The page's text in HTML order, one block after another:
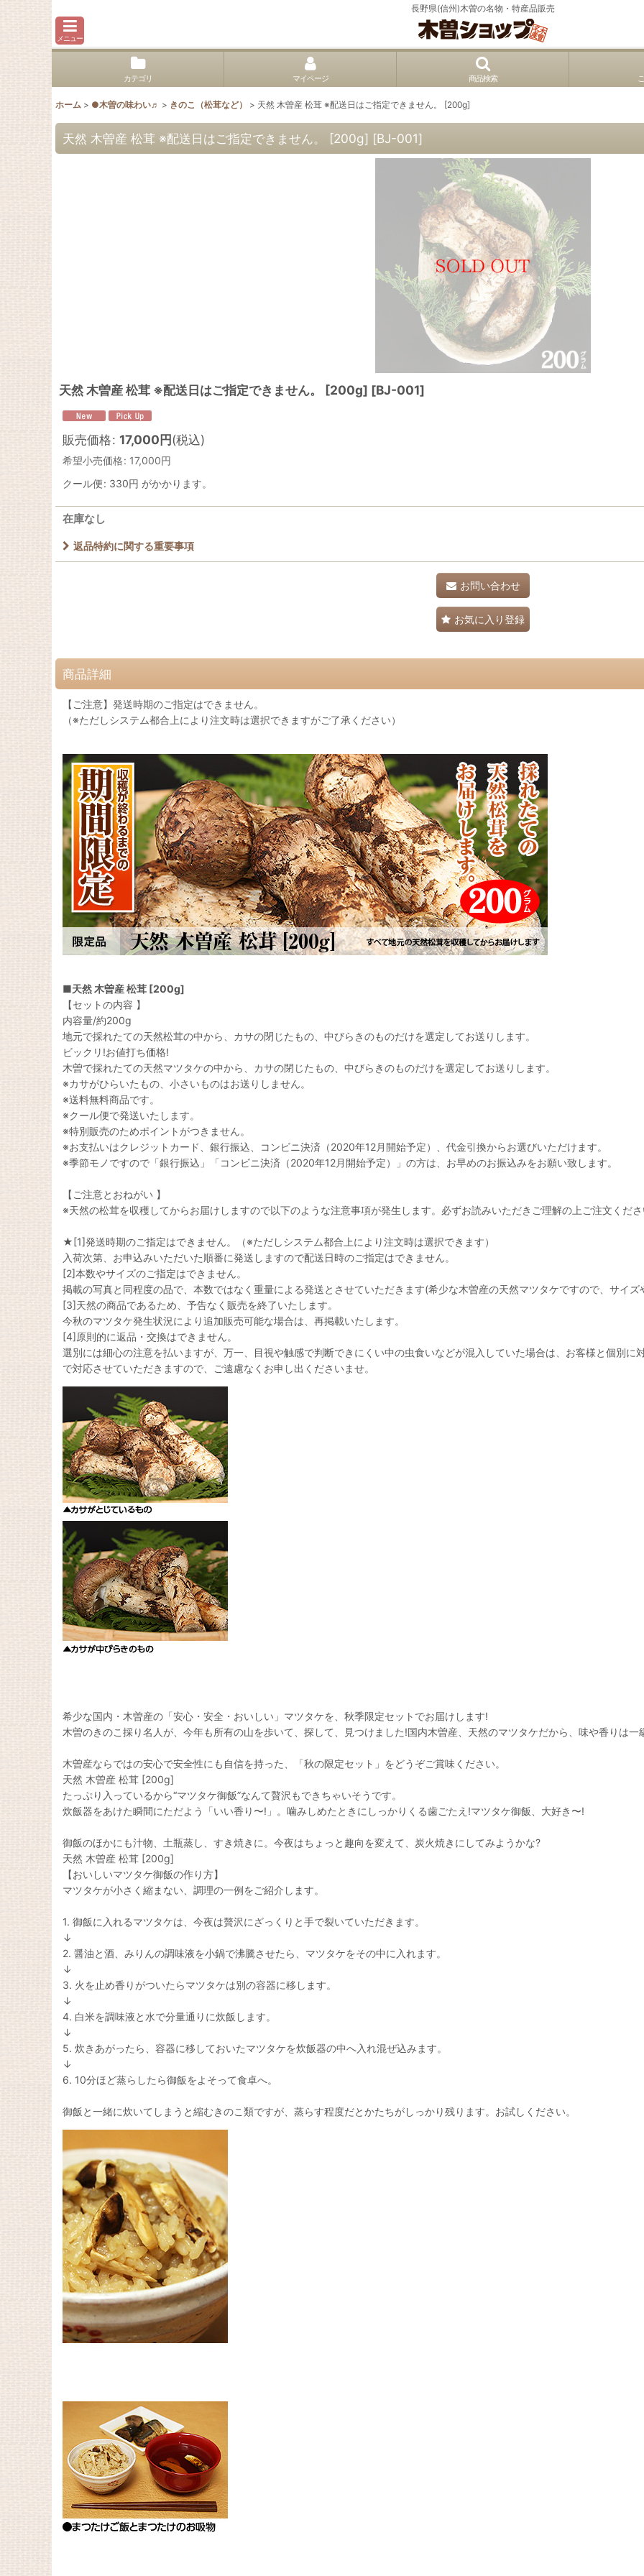
長野県(信州)木曽の名物・特産品販売
メニュー
カテゴリ マイページ 商品検索
ホーム > ●木曽の味わい♬ > きのこ（松茸など） > 天然 木曽産 松茸 ※配送日はご指定できません。 [200g]
天然 木曽産 松茸 ※配送日はご指定できません。 [200g] [BJ-001]
天然 木曽産 松茸 ※配送日はご指定できません。 [200g] [BJ-001]
販売価格: 17,000円(税込)
希望小売価格: 17,000円
クール便: 330円 がかかります。
在庫なし
返品特約に関する重要事項
お問い合わせ
お気に入り登録
商品詳細
【ご注意】発送時期のご指定はできません。
（※ただしシステム都合上により注文時は選択できますがご了承ください）
■天然 木曽産 松茸 [200g]
【セットの内容 】
内容量/約200g
地元で採れたての天然松茸の中から、カサの閉じたもの、中びらきのものだけを選定してお送りします。
ビックリ!お値打ち価格!
木曽で採れたての天然マツタケの中から、カサの閉じたもの、中びらきのものだけを選定してお送りします。
※カサがひらいたもの、小さいものはお送りしません。
※送料無料商品です。
※クール便で発送いたします。
※特別販売のためポイントがつきません。
※お支払いはクレジットカード、銀行振込、コンビニ決済（2020年12月開始予定）、代金引換からお選びいただけます。
※季節モノですので「銀行振込」「コンビニ決済（2020年12月開始予定）」の方は、お早めのお振込みをお願い致します。
【ご注意とおねがい 】
※天然の松茸を収穫してからお届けしますので以下のような注意事項が発生します。必ずお読みいただきご理解の上ご注文くだ
★[1]発送時期のご指定はできません。（※ただしシステム都合上により注文時は選択できます）
入荷次第、お申込みいただいた順番に発送しますので配送日時のご指定はできません。
[2]本数やサイズのご指定はできません。
掲載の写真と同程度の品で、本数ではなく重量による発送とさせていただきます(希少な木曽産の天然マツタケですので、サイ
[3]天然の商品であるため、予告なく販売を終了いたします。
今秋のマツタケ発生状況により追加販売可能な場合は、再掲載いたします。
[4]原則的に返品・交換はできません。
選別には細心の注意を払いますが、万一、目視や触感で判断できにくい中の虫食いなどが混入していた場合は、お客様と個別
で対応させていただきますので、ご遠慮なくお申し出くださいませ。
希少な国内・木曽産の「安心・安全・おいしい」マツタケを、秋季限定セットでお届けします!
木曽のきのこ採り名人が、今年も所有の山を歩いて、探して、見つけました!国内木曽産、天然のマツタケだから、味や香りは一
木曽産ならではの安心で安全性にも自信を持った、「秋の限定セット」をどうぞご賞味ください。
天然 木曽産 松茸 [200g]
たっぷり入っているから“マツタケ御飯”なんて贅沢もできちゃいそうです。
炊飯器をあけた瞬間にただよう「いい香り〜!」。噛みしめたときにしっかりくる歯ごたえ!マツタケ御飯、大好き〜!
御飯のほかにも汁物、土瓶蒸し、すき焼きに。今夜はちょっと趣向を変えて、炭火焼きにしてみようかな?
天然 木曽産 松茸 [200g]
【おいしいマツタケ御飯の作り方】
マツタケが小さく縮まない、調理の一例をご紹介します。
1. 御飯に入れるマツタケは、今夜は贅沢にざっくりと手で裂いていただきます。
↓
2. 醤油と酒、みりんの調味液を小鍋で沸騰させたら、マツタケをその中に入れます。
↓
3. 火を止め香りがついたらマツタケは別の容器に移します。
↓
4. 白米を調味液と水で分量通りに炊飯します。
↓
5. 炊きあがったら、容器に移しておいたマツタケを炊飯器の中へ入れ混ぜ込みます。
↓
6. 10分ほど蒸らしたら御飯をよそって食卓へ。
御飯と一緒に炊いてしまうと縮むきのこ類ですが、蒸らす程度だとかたちがしっかり残ります。お試しください。